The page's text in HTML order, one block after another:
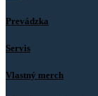
Prevádzka
Servis
Vlastný merch